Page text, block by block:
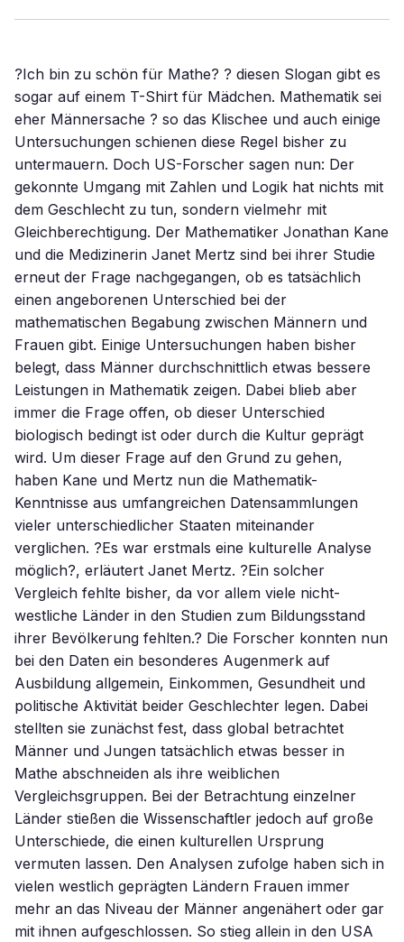
?Ich bin zu schön für Mathe? ? diesen Slogan gibt es
sogar auf einem T-Shirt für Mädchen. Mathematik sei
eher Männersache ? so das Klischee und auch einige
Untersuchungen schienen diese Regel bisher zu
untermauern. Doch US-Forscher sagen nun: Der
gekonnte Umgang mit Zahlen und Logik hat nichts mit
dem Geschlecht zu tun, sondern vielmehr mit
Gleichberechtigung. Der Mathematiker Jonathan Kane
und die Medizinerin Janet Mertz sind bei ihrer Studie
erneut der Frage nachgegangen, ob es tatsächlich
einen angeborenen Unterschied bei der
mathematischen Begabung zwischen Männern und
Frauen gibt. Einige Untersuchungen haben bisher
belegt, dass Männer durchschnittlich etwas bessere
Leistungen in Mathematik zeigen. Dabei blieb aber
immer die Frage offen, ob dieser Unterschied
biologisch bedingt ist oder durch die Kultur geprägt
wird. Um dieser Frage auf den Grund zu gehen,
haben Kane und Mertz nun die Mathematik-
Kenntnisse aus umfangreichen Datensammlungen
vieler unterschiedlicher Staaten miteinander
verglichen. ?Es war erstmals eine kulturelle Analyse
möglich?, erläutert Janet Mertz. ?Ein solcher
Vergleich fehlte bisher, da vor allem viele nicht-
westliche Länder in den Studien zum Bildungsstand
ihrer Bevölkerung fehlten.? Die Forscher konnten nun
bei den Daten ein besonderes Augenmerk auf
Ausbildung allgemein, Einkommen, Gesundheit und
politische Aktivität beider Geschlechter legen. Dabei
stellten sie zunächst fest, dass global betrachtet
Männer und Jungen tatsächlich etwas besser in
Mathe abschneiden als ihre weiblichen
Vergleichsgruppen. Bei der Betrachtung einzelner
Länder stießen die Wissenschaftler jedoch auf große
Unterschiede, die einen kulturellen Ursprung
vermuten lassen. Den Analysen zufolge haben sich in
vielen westlich geprägten Ländern Frauen immer
mehr an das Niveau der Männer angenähert oder gar
mit ihnen aufgeschlossen. So stieg allein in den USA